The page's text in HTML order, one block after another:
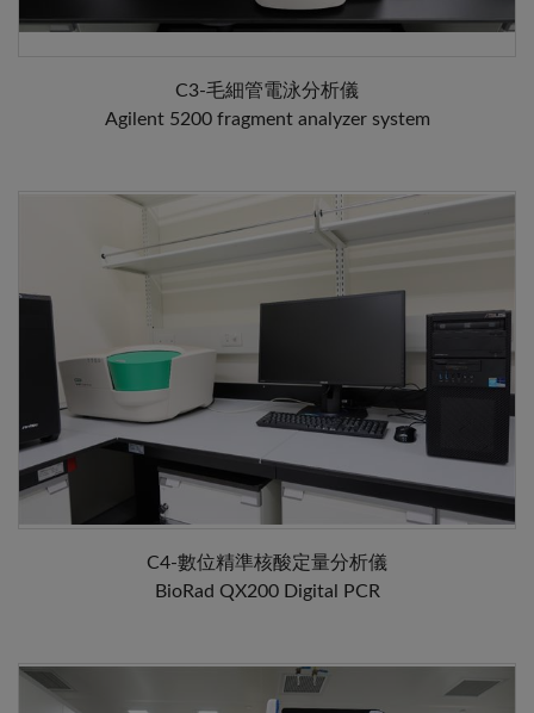
C3-毛細管電泳分析儀
Agilent 5200 fragment analyzer system
C4-數位精準核酸定量分析儀
BioRad QX200 Digital PCR